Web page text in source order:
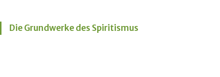
Die Grundwerke des Spiritismus